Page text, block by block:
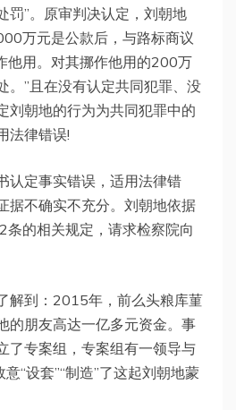
罚”。原审判决认定，刘朝地
万元是公款后，与路标商议
他用。对其挪作他用的200万
。”且在没有认定共同犯罪、没
刘朝地的行为为共同犯罪中的
法律错误!
认定事实错误，适用法律错
据不确实不充分。刘朝地依据
条的相关规定，请求检察院向
解到：2015年，前么头粮库菫
的朋友高达一亿多元资金。事
了专案组，专案组有一领导与
“设套”“制造”了这起刘朝地蒙